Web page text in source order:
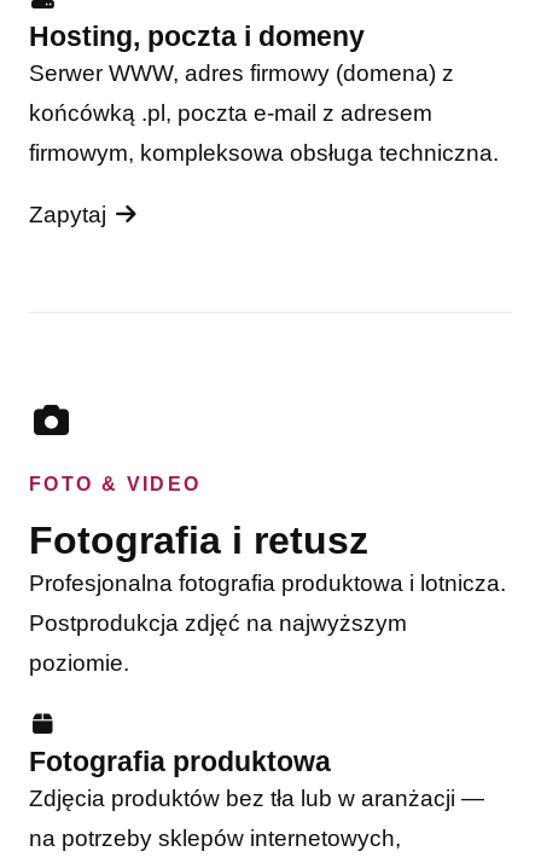
Hosting, poczta i domeny
Serwer WWW, adres firmowy (domena) z
końcówką .pl, poczta e-mail z adresem
firmowym, kompleksowa obsługa techniczna.
Zapytaj
FOTO & VIDEO
Fotografia i retusz
Profesjonalna fotografia produktowa i lotnicza.
Postprodukcja zdjęć na najwyższym
poziomie.
Fotografia produktowa
Zdjęcia produktów bez tła lub w aranżacji —
na potrzeby sklepów internetowych,